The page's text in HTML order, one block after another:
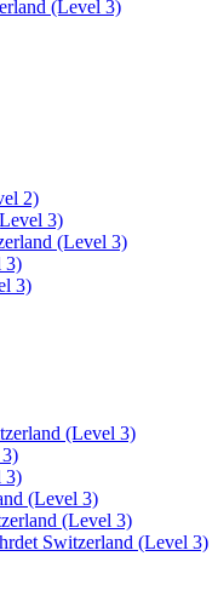
(Level 3)
2)
3)
(Level 3)
3)
3)
(Level 3)
3)
(Level 3)
(Level 3)
Switzerland (Level 3)